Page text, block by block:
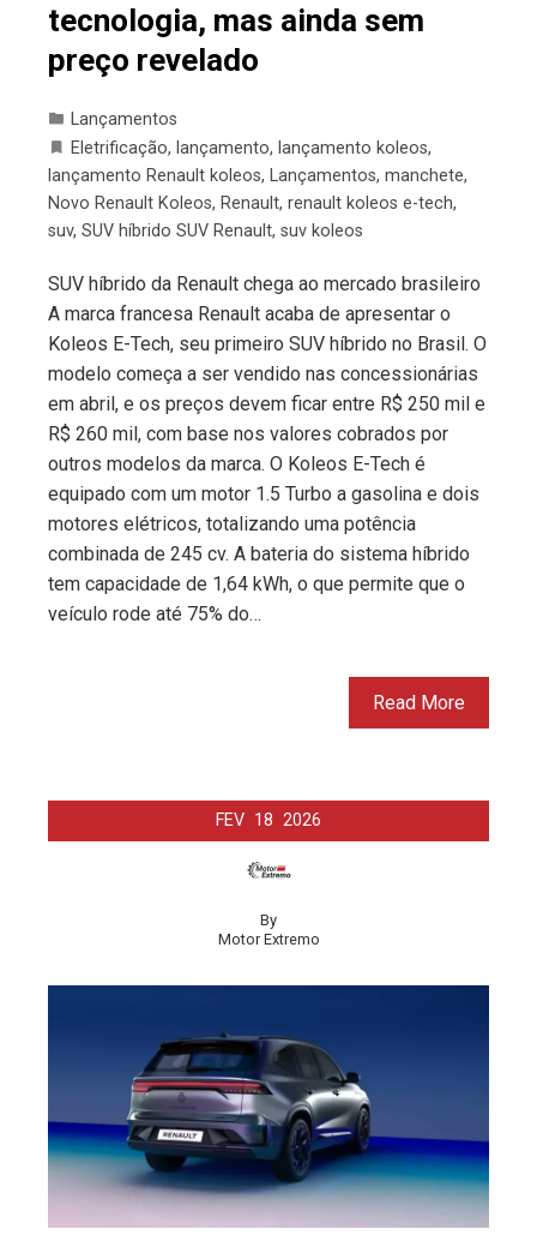
tecnologia, mas ainda sem
preço revelado
Lançamentos
Eletrificação, lançamento, lançamento koleos,
lançamento Renault koleos, Lançamentos, manchete,
Novo Renault Koleos, Renault, renault koleos e-tech,
suv, SUV híbrido SUV Renault, suv koleos
SUV híbrido da Renault chega ao mercado brasileiro
A marca francesa Renault acaba de apresentar o
Koleos E-Tech, seu primeiro SUV híbrido no Brasil. O
modelo começa a ser vendido nas concessionárias
em abril, e os preços devem ficar entre R$ 250 mil e
R$ 260 mil, com base nos valores cobrados por
outros modelos da marca. O Koleos E-Tech é
equipado com um motor 1.5 Turbo a gasolina e dois
motores elétricos, totalizando uma potência
combinada de 245 cv. A bateria do sistema híbrido
tem capacidade de 1,64 kWh, o que permite que o
veículo rode até 75% do…
Read More
FEV 18 2026
By
Motor Extremo